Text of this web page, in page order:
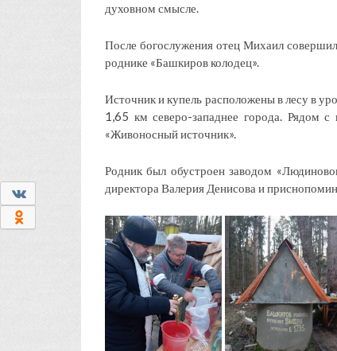
духовном смысле.
После богослужения отец Михаил
роднике «Башкиров колодец».
Источник и купель расположены в лесу в
1,65 км северо-западнее города. Рядом
«Живоносный источник».
Родник был обустроен заводом
директора Валерия Денисова и